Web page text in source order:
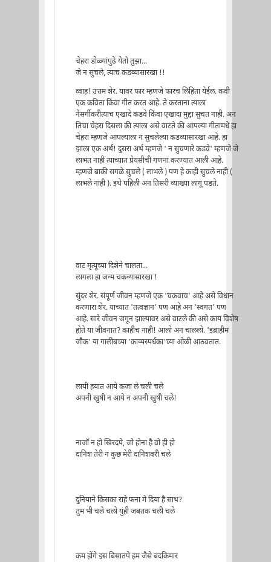
चेहरा डोळ्यांपुढे येतो तुझा...
जे न सुचले, त्याच कडव्यासारखा !!
व्वाह! उत्तम शेर. यावर फार म्हणजे फारच लिहिता येईल. कवी
एक कविता किंवा गीत करत आहे. ते करताना त्याला
नैसर्गीकरीत्याच एखादे कडवे किंवा एखादा मुद्दा सुचत नाही. अन
तिचा चेहरा दिसला की त्याला असे वाटते की आपल्या गीतामधे हा
चेहरा म्हणजे आपल्याला न सुचलेल्या कडव्यासारखा आहे. हा
झाला एक अर्थ! दुसरा अर्थ म्हणजे ' न सुचणारे कडवे' म्हणजे जे
लाभत नाही त्याच्यात प्रेयसीची गणना करण्यात आली आहे.
म्हणजे बाकी सगळे सुचले ( लाभले ) पण हे काही सुचले नाही (
लाभले नाही ). इथे पहिली अन तिसरी व्याख्या लागू पडते.
वाट मृत्यूच्या दिशेने चालता...
लागला हा जन्म चकव्यासारखा !
सुंदर शेर. संपूर्ण जीवन म्हणजे एक 'चकवाच' आहे असे विधान
करणारा शेर. याच्यात 'तत्वज्ञान' पण आहे अन 'स्वगत' पण
आहे. सारे जीवन जगून झाल्यावर असे वाटले की असे काय विशेष
होते या जीवनात? काहीच नाही! आलो अन चाललो. 'इब्राहीम
जौक' या गालीबच्या 'काव्यस्पर्धका'च्या ओळी आठवतात.
लायी हयात आये कजा ले चली चले
अपनी खुषी न आये न अपनी खुषी चले!
नाजॉ न हो खिरदपे, जो होना है वो ही हो
दानिश तेरी न कुछ मेरी दानिशवरी चले
दुनियाने किसका राहे फना मे दिया है साथ?
तुम भी चले चलो युंही जबतक चली चले
कम होंगे इस बिसातपे हम जैसे बदकिमार